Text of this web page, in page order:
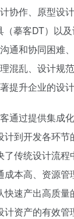
协作、原型设
（摹客DT）以
通和协同困难
混乱、设计规
提升企业的设
通过提供集成
计到开发各环节
了传统设计流程
成本高、资源管
快速产出高质量
计资产的有效管